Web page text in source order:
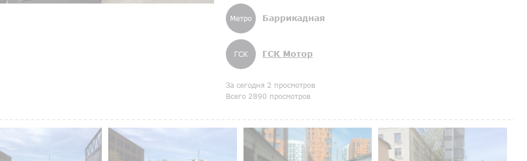
Метро Баррикадная
ГСК ГСК Мотор
За сегодня 2 просмотров
Всего 2890 просмотров